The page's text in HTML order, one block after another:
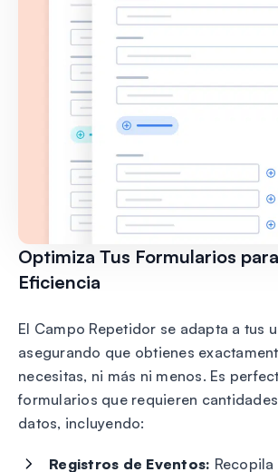
Optimiza Tus Formularios
Eficiencia
El Campo Repetidor se adapta a tus
asegurando que obtienes
necesitas, ni más ni menos. Es
formularios que requieren
datos, incluyendo:
Registros de Eventos: